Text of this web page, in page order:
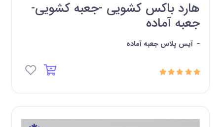
هارد باکس کشویی -جعبه کشویی-
جعبه آماده
- آیس پلاس جعبه آماده